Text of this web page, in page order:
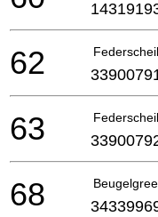
62
63
68